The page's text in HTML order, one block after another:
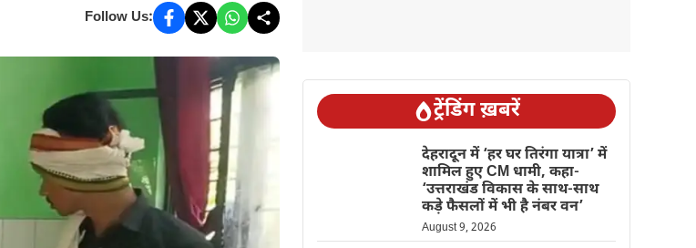
Follow Us:
ट्रेंडिंग ख़बरें
देहरादून में ‘हर घर तिरंगा यात्रा’ में
शामिल हुए CM धामी, कहा-
‘उत्तराखंड विकास के साथ-साथ
कड़े फैसलों में भी है नंबर वन’
August 9, 2026